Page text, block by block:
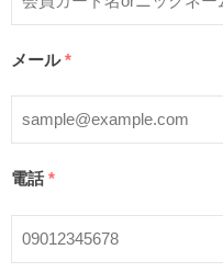
メール *
電話 *